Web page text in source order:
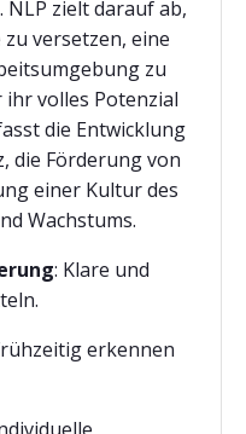
zielt darauf ab,
versetzen, eine
zu
volles Potenzial
die Entwicklung
die Förderung von
einer Kultur des
Wachstums.
: Klare und
erkennen